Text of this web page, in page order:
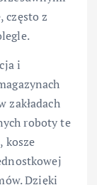
często z
i
zakładach
roboty te
kosze
Dzięki